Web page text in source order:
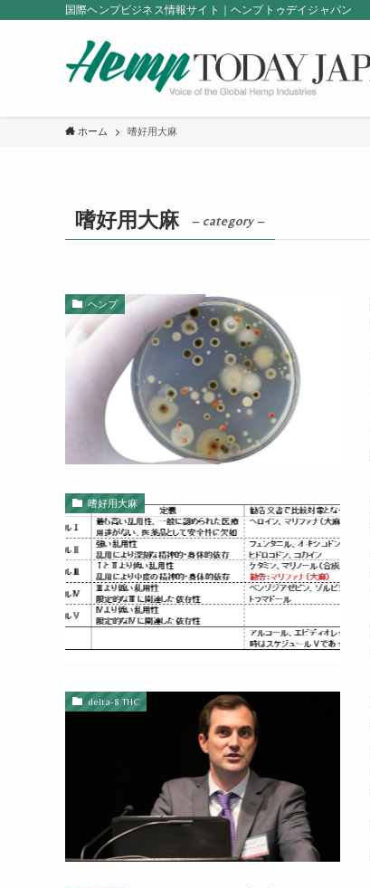
国際ヘンプビジネス情報サイト｜ヘンプトゥデイジャパン
ホーム 嗜好用大麻
嗜好用大麻 – category –
ヘンプ
嗜好用大麻
delta-8 THC